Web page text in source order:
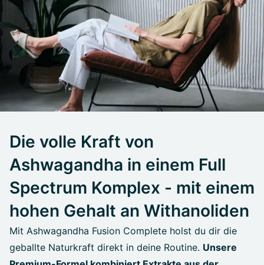
Die volle Kraft von
Ashwagandha in einem Full
Spectrum Komplex - mit einem
hohen Gehalt an Withanoliden
Mit Ashwagandha Fusion Complete holst du dir die
geballte Naturkraft direkt in deine Routine. Unsere